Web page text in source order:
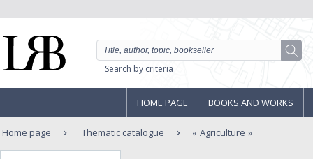
Search by criteria
HOME PAGE BOOKS AND WORKS
Home page Thematic catalogue Agriculture